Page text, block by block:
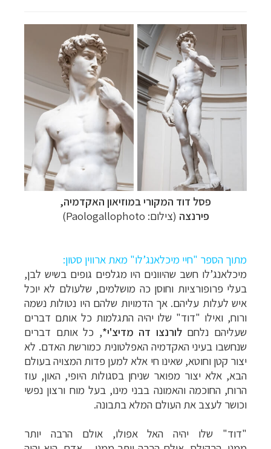
פסל דוד המקורי במוזיאון האקדמיה,
פירנצה (צילום: Paologallophoto
)
מתוך הספר "חיי מיכלאנג’לו" מאת ארווין סטון:
מיכלאנג’לו חשב שהיוונים היו מגלפים גופים בשיש לבן,
בעלי פרופורציות וחוסן כה מושלמים, שלעולם לא יוכל
איש לעלות עליהם. אך הדמויות שלהם היו נטולות נשמה
ורוח, ואילו "דוד" שלו יהיה התגלמות כל אותם דברים
שעליהם נלחםלורנצו דה מדיצ'י*, כל אותם דברים
שנחשבו בעיני האקדמיה האפלטונית כמורשת האדם. לא
יצור קטן וחוטא, שאינו חי אלא למען פדות המצויה בעולם
הבא, אלא יצור מפואר שניחן בסגולות היופי, האון, עוז
הרוח, החוכמה והאמונה בבני מינו, בעל מוח ורצון נפשי
וכושר לעצב את העולם המלא בתבונה.
"דוד" שלו יהיה האל אפולו, אולם הרבה יותר